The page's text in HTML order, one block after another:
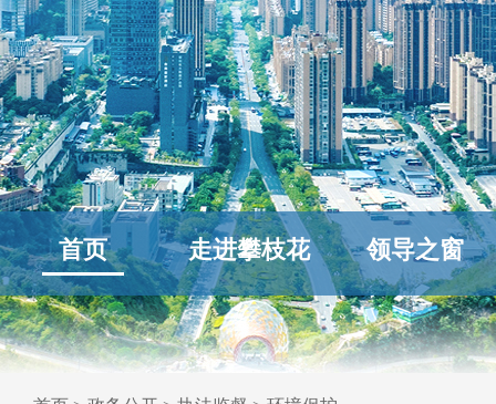
首页 走进攀枝花 领导之窗